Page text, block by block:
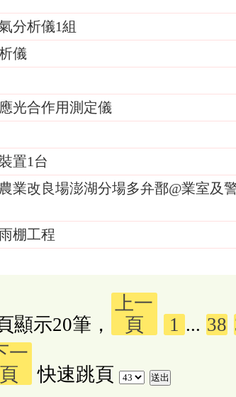
分析儀1組
儀
光合作用測定儀
置1台
業改良場澎湖分場多弁鄑@業室及
棚工程
顯示20筆，
上一
頁
1 ... 38
一
頁
快速跳頁